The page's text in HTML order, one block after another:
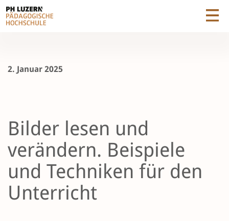
2. Januar 2025
Bilder lesen und
verändern. Beispiele
und Techniken für den
Unterricht